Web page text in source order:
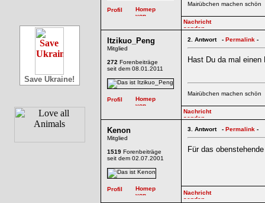
Save Ukraine!
Mairübchen machen schön
Itzikuo_Peng
Mitglied
272 Forenbeiträge
seit dem 08.01.2011
2. Antwort - Permalink -
Hast Du da mal
Mairübchen machen schön
Kenon
Mitglied
1519 Forenbeiträge
seit dem 02.07.2001
3. Antwort - Permalink -
Für das